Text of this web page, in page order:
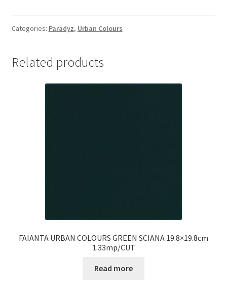
Categories: Paradyz, Urban Colours
Related products
FAIANTA URBAN COLOURS GREEN SCIANA 19.8×19.8cm
1.33mp/CUT
Read more